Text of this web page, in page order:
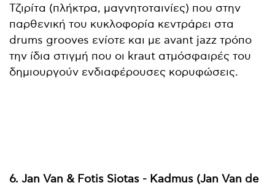
Τζιρίτα (πλήκτρα, μαγνητοταινίες) που στην
παρθενική του κυκλοφορία κεντράρει στα
drums grooves ενίοτε και με avant jazz τρόπο
την ίδια στιγμή που οι kraut ατμόσφαιρές του
δημιουργούν ενδιαφέρουσες κορυφώσεις.
6. Jan Van & Fotis Siotas - Kadmus (Jan Van de